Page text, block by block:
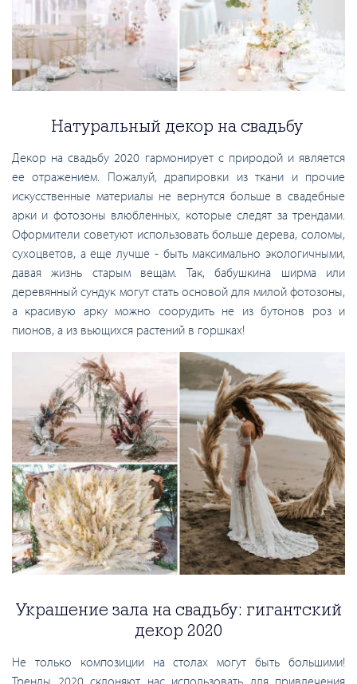
Натуральный декор на свадьбу
Декор на свадьбу 2020 гармонирует с природой и является
ее отражением. Пожалуй, драпировки из ткани и прочие
искусственные материалы не вернутся больше в свадебные
арки и фотозоны влюбленных, которые следят за трендами.
Оформители советуют использовать больше дерева, соломы,
сухоцветов, а еще лучше - быть максимально экологичными,
давая жизнь старым вещам. Так, бабушкина ширма или
деревянный сундук могут стать основой для милой фотозоны,
а красивую арку можно соорудить не из бутонов роз и
пионов, а из вьющихся растений в горшках!
Украшение зала на свадьбу: гигантский
декор 2020
Не только композиции на столах могут быть большими!
Тренды 2020 склоняют нас использовать для привлечения